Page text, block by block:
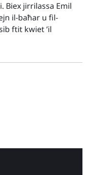
Biex jirrilassa Emil
il-baħar u fil-
ftit kwiet ’il